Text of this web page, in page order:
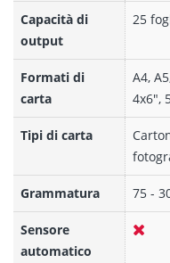
Capacità di
output
25
Formati di
carta
A4,
4x6",
Tipi di carta
Grammatura 75 -
Sensore
automatico